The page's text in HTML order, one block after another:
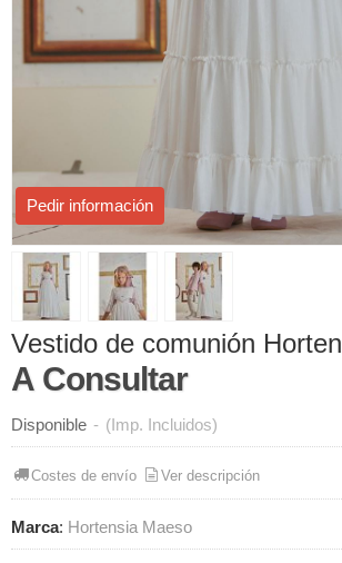
Pedir información
Vestido de comunión
A Consultar
Disponible - (Imp. Incluidos)
Costes de envío Ver descripción
Marca: Hortensia Maeso